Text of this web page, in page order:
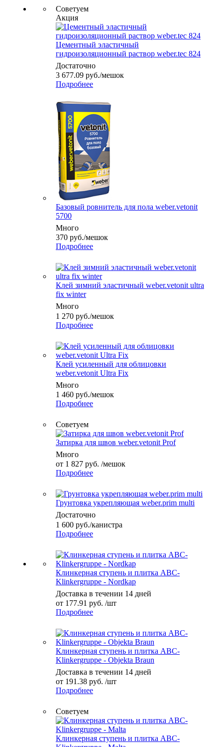
Советуем
Акция
Цементный эластичный
гидроизоляционный раствор weber.tec 824
Достаточно
3 677.09 руб./мешок
Подробнее
Базовый ровнитель для пола weber.vetonit
5700
Много
370 руб./мешок
Подробнее
Клей зимний эластичный weber.vetonit ultra
fix winter
Много
1 270 руб./мешок
Подробнее
Клей усиленный для облицовки
weber.vetonit Ultra Fix
Много
1 460 руб./мешок
Подробнее
Советуем
Затирка для швов weber.vetonit Prof
Много
от 1 827 руб. /мешок
Подробнее
Грунтовка укрепляющая weber.prim multi
Достаточно
1 600 руб./канистра
Подробнее
Клинкерная ступень и плитка ABC-
Klinkergruppe - Nordkap
Доставка в течении 14 дней
от 177.91 руб. /шт
Подробнее
Клинкерная ступень и плитка ABC-
Klinkergruppe - Objekta Braun
Доставка в течении 14 дней
от 191.38 руб. /шт
Подробнее
Советуем
Клинкерная ступень и плитка ABC-